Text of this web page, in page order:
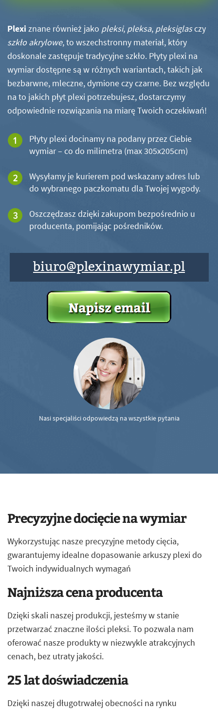
Plexi znane również jako pleksi, pleksa, pleksiglasczy
szkło akrylowe, to wszechstronny materiał, który
doskonale zastępuje tradycyjne szkło. Płyty plexi na
wymiar dostępne są w różnych wariantach, takich jak
bezbarwne, mleczne, dymione czy czarne. Bez względu
na to jakich płyt plexi potrzebujesz, dostarczymy
odpowiednie rozwiązania na miarę Twoich oczekiwań!
Płyty plexi docinamy na podany przez Ciebie
wymiar – co do milimetra (max 305x205cm)
Wysyłamy je kurierem pod wskazany adres lub
do wybranego paczkomatu dla Twojej wygody.
Oszczędzasz dzięki zakupom bezpośrednio u
producenta, pomijając pośredników.
biuro@plexinawymiar.pl
Nasi specjaliści odpowiedzą na wszystkie pytania
Precyzyjne docięcie na wymiar
Wykorzystując nasze precyzyjne metody cięcia,
gwarantujemy idealne dopasowanie arkuszy plexi do
Twoich indywidualnych wymagań
Najniższa cena producenta
Dzięki skali naszej produkcji, jesteśmy w stanie
przetwarzać znaczne ilości pleksi. To pozwala nam
oferować nasze produkty w niezwykle atrakcyjnych
cenach, bez utraty jakości.
25 lat doświadczenia
Dzięki naszej długotrwałej obecności na rynku